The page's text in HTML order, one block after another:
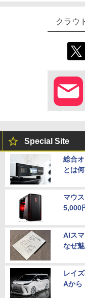
クラウ
Special Site
総合
とは
マウ
5,000
AIス
なぜ
レイ
Aから